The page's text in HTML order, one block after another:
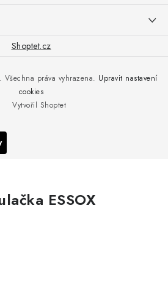
údajů
Shoptet.cz
Vytvořil Shoptet
. Všechna práva vyhrazena. Upravit nastavení
cookies
ESSOX